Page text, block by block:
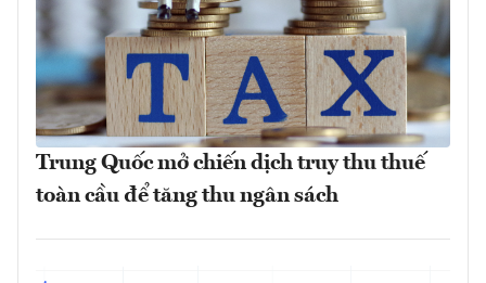
Trung Quốc mở chiến dịch truy thu thuế
toàn cầu để tăng thu ngân sách